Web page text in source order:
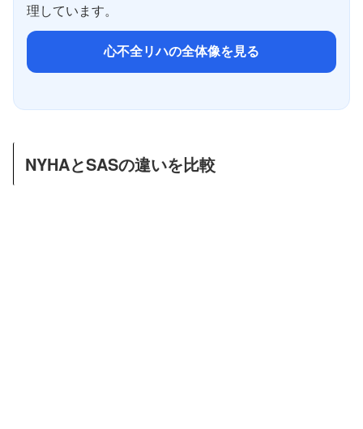
理しています。
心不全リハの全体像を見る
NYHAとSASの違いを比較